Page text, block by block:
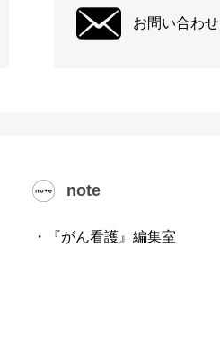
お問い合わせ
note
・『がん看護』編集室